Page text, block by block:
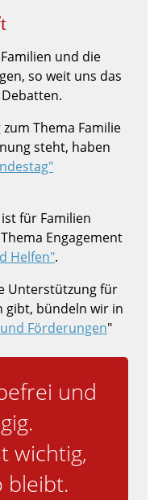
und die
so weit uns das
Thema Familie
steht, haben
für Familien
Engagement
Helfen".
Unterstützung für
gibt, bündeln wir in
Förderungen"
und
wichtig,
bleibt.